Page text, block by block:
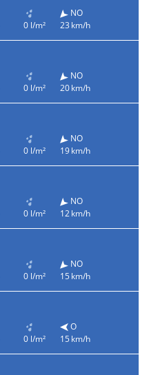
0 l/m²
NO
23 km/h
0 l/m²
NO
20 km/h
0 l/m²
NO
19 km/h
0 l/m²
NO
12 km/h
0 l/m²
NO
15 km/h
0 l/m²
O
15 km/h